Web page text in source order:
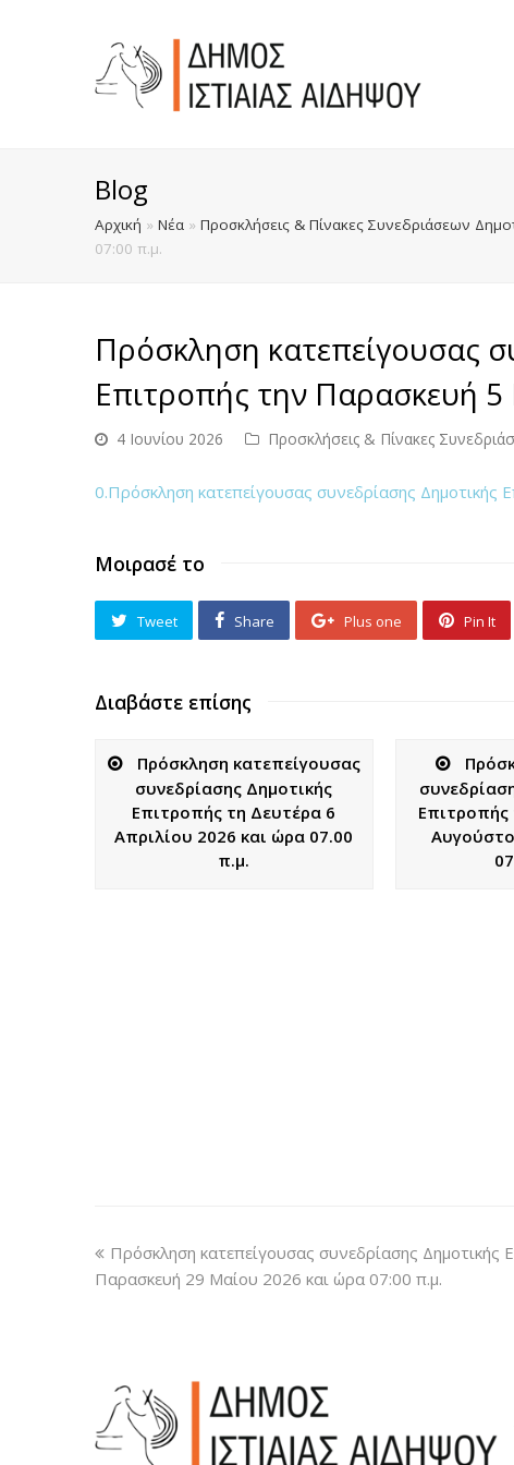
Blog
Αρχική » Νέα » Προσκλήσεις & Πίνακες Συνεδριάσεων
07:00 π.μ.
Πρόσκληση κατεπείγουσας
Επιτροπής την Παρασκευή 5
4 Ιουνίου 2026 Προσκλήσεις & Πίνακες
0.Πρόσκληση κατεπείγουσας συνεδρίασης Δημοτικής
Μοιρασέ το
Tweet Share Plus one Pin It
Διαβάστε επίσης
Πρόσκληση κατεπείγουσας
συνεδρίασης Δημοτικής
Επιτροπής τη Δευτέρα 6
Απριλίου 2026 και ώρα 07.00
π.μ.
Επιτροπής
Πρόσκληση κατεπείγουσας συνεδρίασης Δημοτικής
Παρασκευή 29 Μαίου 2026 και ώρα 07:00 π.μ.